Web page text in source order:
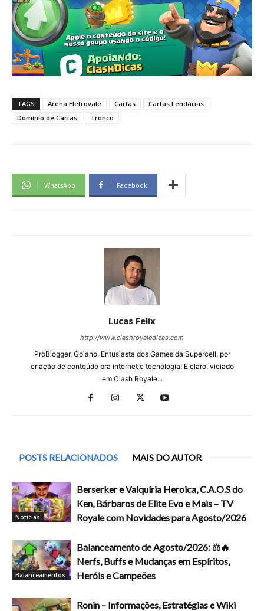
TAGS Arena Eletrovale Cartas
Cartas Lendárias
Domínio de Cartas
Tronco
WhatsApp Facebook
Lucas Felix
http://www.clashroyaledicas.com
ProBlogger, Goiano, Entusiasta dos Games da Supercell, por
criação de conteúdo pra internet e tecnologia! E claro, viciado
em Clash Royale...
POSTS RELACIONADOS MAIS DO AUTOR
Notícias
Berserker e Valquíria Heroica, C.A.O.S do
Ken, Bárbaros de Elite Evo e Mais – TV
Royale com Novidades para Agosto/2026
Balanceamentos
Balanceamento de Agosto/2026: ⚖️🔥
Nerfs, Buffs e Mudanças em Espíritos,
Heróis e Campeões
Ronin – Informações, Estratégias e Wiki